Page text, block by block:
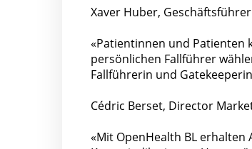
Xaver Huber,
«Patientinnen und Patienten
persönlichen Fallführer
Fallführerin und
Cédric Berset, Director
«Mit OpenHealth BL